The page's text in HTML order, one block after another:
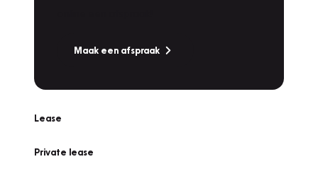
Maak een afspraak
Lease
Private lease